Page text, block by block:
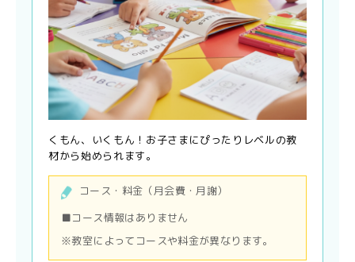
くもん、いくもん！お子さまにぴったりレベルの教
材から始められます。
コース・料金（月会費・月謝）
■コース情報はありません
※教室によってコースや料金が異なります。